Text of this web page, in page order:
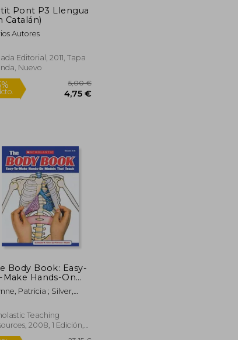
€
Pont P3 Llengua
Catalán)
Autores
Editorial, 2011, Tapa
Nuevo
Rápido
Body Book: Easy-
Make Hands-On
That Teach (en
Patricia ; Silver,
Teaching
2008, 1 Edición,
Blanda, Nuevo